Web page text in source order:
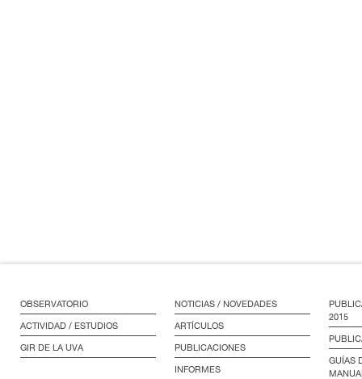
OBSERVATORIO
ACTIVIDAD / ESTUDIOS
GIR DE LA UVA
NOTICIAS / NOVEDADES
ARTÍCULOS
PUBLICACIONES
INFORMES
2015
GUÍAS